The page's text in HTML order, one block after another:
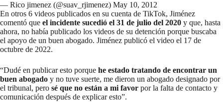
— Rico jimenez (@suav_rjimenez) May 10, 2012
En otros 6 videos publicados en su cuenta de TikTok, Jiménez
comentó que el incidente sucedió el 31 de julio del 2020 y que, hasta
ahora, no había publicado los videos de su detención porque buscaba
el apoyo de un buen abogado. Jiménez publicó el video el 17 de
octubre de 2022.
“Dudé en publicar esto porque he estado tratando de encontrar un
buen abogado y no tuve suerte, me dieron un abogado designado por
el tribunal, pero sé que no están a mi favor por la falta de contacto y
comunicación después de explicar esto”.